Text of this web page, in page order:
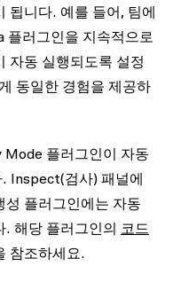
됩니다. 예를 들어, 팀에
플러그인을 지속적으로
자동 실행되도록 설정
동일한 경험을 제공하
Mode 플러그인이 자동
Inspect(검사) 패널에
성 플러그인에는 자동
. 해당 플러그인의 코드
참조하세요.